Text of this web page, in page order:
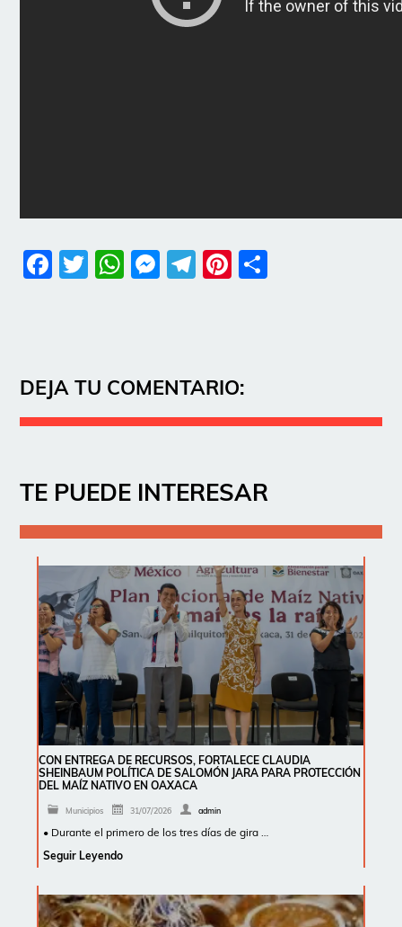
Facebook
Twitter
WhatsApp
Messenger
Telegram
Pinterest
DEJA TU COMENTARIO:
TE PUEDE INTERESAR
CON ENTREGA DE RECURSOS, FORTALECE CLAUDIA
SHEINBAUM POLÍTICA DE SALOMÓN JARA PARA PROTECCIÓN
DEL MAÍZ NATIVO EN OAXACA
Municipios 31/07/2026 admin
• Durante el primero de los tres días de gira …
Seguir Leyendo